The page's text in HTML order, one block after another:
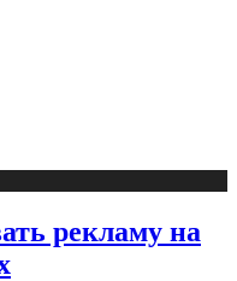
рекламу на